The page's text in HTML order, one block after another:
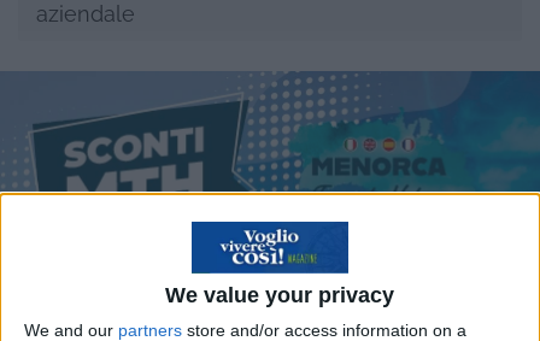
We value your privacy
We and our partners store and/or access information on a
aziendale